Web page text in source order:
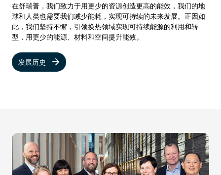
在舒瑞普，我们致力于用更少的资源创造更高的能效，我们的地
球和人类也需要我们减少能耗，实现可持续的未来发展。正因如
此，我们坚持不懈，引领换热领域实现可持续能源的利用和转
型，用更少的能源、材料和空间提升能效。
发展历史